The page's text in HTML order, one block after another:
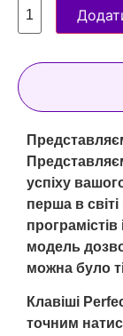
успіху
перша в
модель
можна було
Клавіші
точним